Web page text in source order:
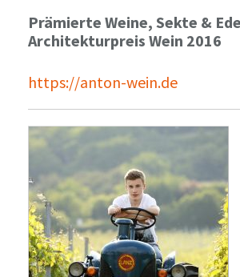
Prämierte Weine, Sekte &
Architekturpreis Wein 2016
https://anton-wein.de